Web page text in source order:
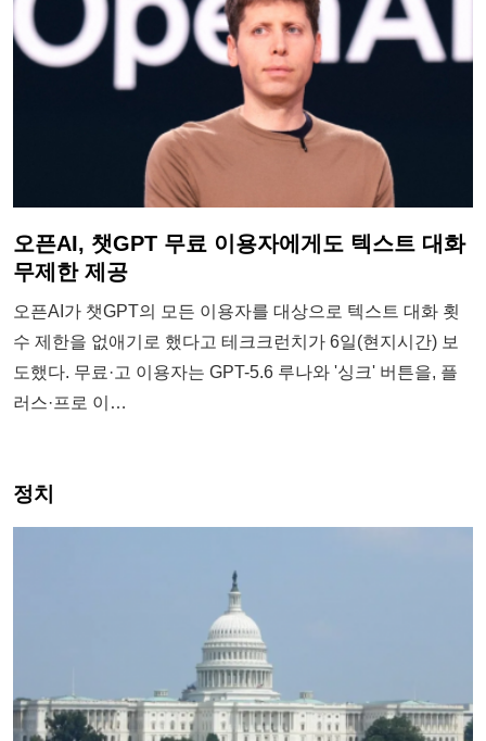
오픈AI, 챗GPT 무료 이용자에게도 텍스트 대화
무제한 제공
오픈AI가 챗GPT의 모든 이용자를 대상으로 텍스트 대화 횟
수 제한을 없애기로 했다고 테크크런치가 6일(현지시간) 보
도했다. 무료·고 이용자는 GPT-5.6 루나와 '싱크' 버튼을, 플
러스·프로 이…
정치